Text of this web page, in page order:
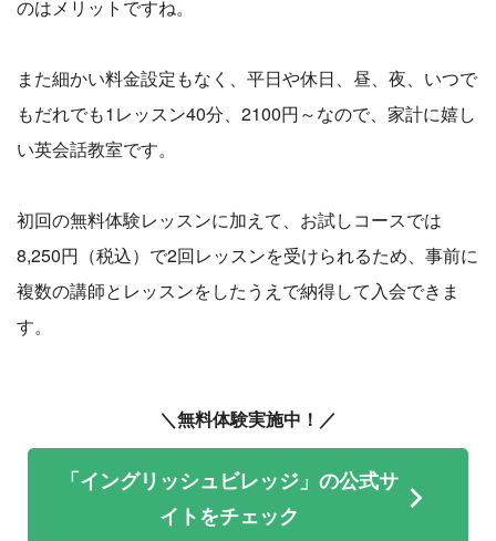
のはメリットですね。
また細かい料金設定もなく、平日や休日、昼、夜、いつで
もだれでも1レッスン40分、2100円～なので、家計に嬉し
い英会話教室です。
初回の無料体験レッスンに加えて、お試しコースでは
8,250円（税込）で2回レッスンを受けられるため、事前に
複数の講師とレッスンをしたうえで納得して入会できま
す。
＼無料体験実施中！／
「イングリッシュビレッジ」の公式サ
イトをチェック